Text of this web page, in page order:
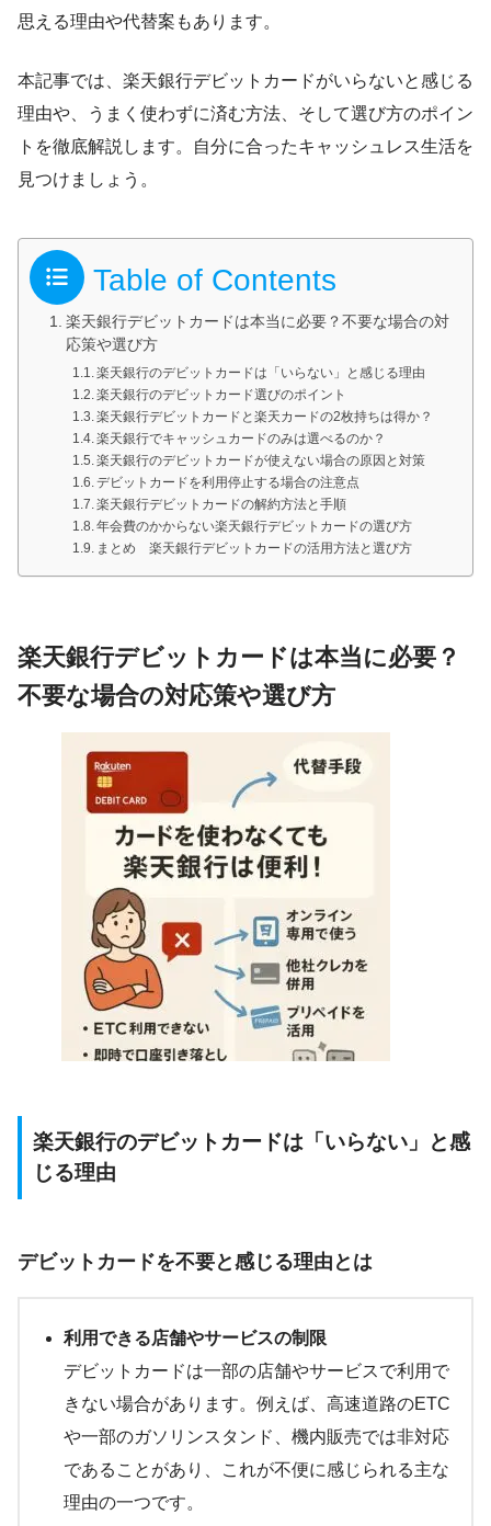
思える理由や代替案もあります。
本記事では、楽天銀行デビットカードがいらないと感じる
理由や、うまく使わずに済む方法、そして選び方のポイン
トを徹底解説します。自分に合ったキャッシュレス生活を
見つけましょう。
Table of Contents
楽天銀行デビットカードは本当に必要？不要な場合の対
応策や選び方
楽天銀行のデビットカードは「いらない」と感じる理由
楽天銀行のデビットカード選びのポイント
楽天銀行デビットカードと楽天カードの2枚持ちは得か？
楽天銀行でキャッシュカードのみは選べるのか？
楽天銀行のデビットカードが使えない場合の原因と対策
デビットカードを利用停止する場合の注意点
楽天銀行デビットカードの解約方法と手順
年会費のかからない楽天銀行デビットカードの選び方
まとめ 楽天銀行デビットカードの活用方法と選び方
楽天銀行デビットカードは本当に必要？
不要な場合の対応策や選び方
楽天銀行のデビットカードは「いらない」と感
じる理由
デビットカードを不要と感じる理由とは
利用できる店舗やサービスの制限
デビットカードは一部の店舗やサービスで利用で
きない場合があります。例えば、高速道路のETC
や一部のガソリンスタンド、機内販売では非対応
であることがあり、これが不便に感じられる主な
理由の一つです。